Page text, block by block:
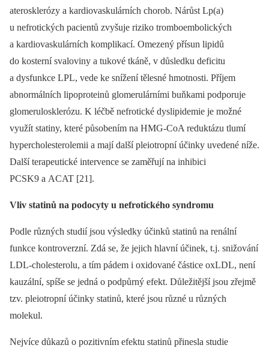
aterosklerózy a kardiovaskulárních chorob. Nárůst Lp(a)
u nefrotických pacientů zvyšuje riziko trombo­embolických
a kardiovaskulárních komplikací. Omezený přísun lipidů
do kosterní svaloviny a tukové tkáně, v důsledku deficitu
a dysfunkce LPL, vede ke snížení tělesné hmotnosti. Příjem
abnormálních lipoproteinů glomerulárními buňkami podporuje
glomerulosklerózu. K léčbě nefrotické dyslipidemie je možné
využít statiny, které působením na HMG-CoA reduktázu tlumí
hypercholesterolemii a mají další pleiotropní účinky uvedené níže.
Další terapeutické intervence se zaměřují na inhibici
PCSK9 a ACAT [21].
Vliv statinů na podocyty u nefrotického syndromu
Podle různých studií jsou výsledky účinků statinů na renální
funkce kontroverzní. Zdá se, že jejich hlavní účinek, t.j. snižování
LDL-cholesterolu, a tím pádem i oxidované částice oxLDL, není
kauzální, spíše se jedná o podpůrný efekt. Důležitější jsou zřejmě
tzv. pleiotropní účinky statinů, které jsou různé u různých
molekul.
Nejvíce důkazů o pozitivním efektu statinů přinesla studie